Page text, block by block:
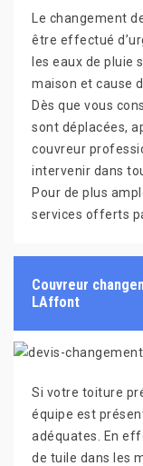
Le changement
être effectué
les eaux de pluie
maison et cause
Dès que vous
sont déplacées,
couvreur
intervenir dans
Pour de plus
services offerts
Couvreur
LAffont
Si votre toiture
équipe est
adéquates. En
de tuile dans les